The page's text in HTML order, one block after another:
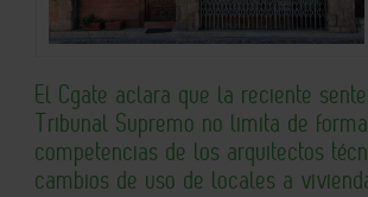
El Cgate aclara que la reciente
Tribunal Supremo no limita de
competencias de los arquitectos
cambios de uso de locales a